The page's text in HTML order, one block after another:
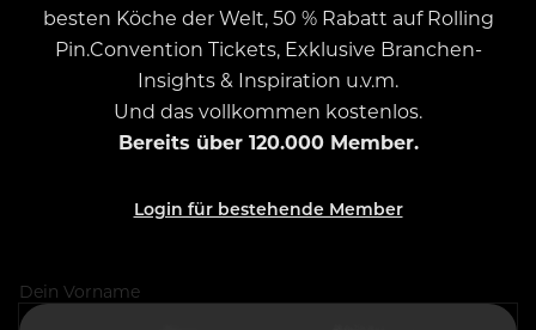
besten Köche der Welt, 50 % Rabatt auf Rolling
Pin.Convention Tickets, Exklusive Branchen-
Insights & Inspiration u.v.m.
Und das vollkommen kostenlos.
Bereits über 120.000 Member.
Login für bestehende Member
Dein Vorname